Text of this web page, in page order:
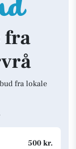
fra lokale
500 kr.